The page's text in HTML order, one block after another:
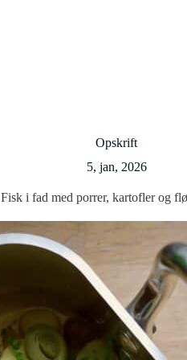
Opskrift
5, jan, 2026
Fisk i fad med porrer, kartofler og